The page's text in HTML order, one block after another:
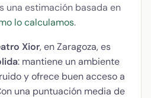
una estimación basada en
lo calculamos.
Xior, en Zaragoza, es
: mantiene un ambiente
y ofrece buen acceso a
una puntuación media de